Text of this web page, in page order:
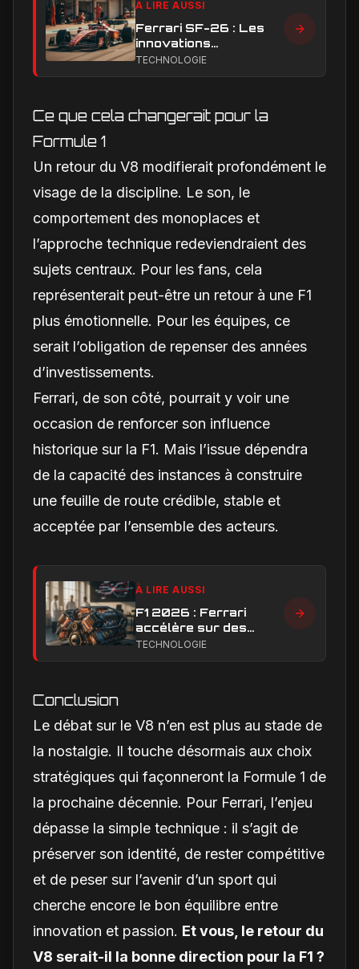
À LIRE AUSSI
Ferrari SF-26 : Les
innovations
aérodynamiques qui
TECHNOLOGIE
Ce que cela changerait pour la
Formule 1
Un retour du V8 modifierait profondément le
visage de la discipline. Le son, le
comportement des monoplaces et
l’approche technique redeviendraient des
sujets centraux. Pour les fans, cela
représenterait peut-être un retour à une F1
plus émotionnelle. Pour les équipes, ce
serait l’obligation de repenser des années
d’investissements.
Ferrari, de son côté, pourrait y voir une
occasion de renforcer son influence
historique sur la F1. Mais l’issue dépendra
de la capacité des instances à construire
une feuille de route crédible, stable et
acceptée par l’ensemble des acteurs.
À LIRE AUSSI
F1 2026 : Ferrari
accélère sur des
moteurs hybrides
TECHNOLOGIE
Conclusion
Le débat sur le V8 n’en est plus au stade de
la nostalgie. Il touche désormais aux choix
stratégiques qui façonneront la Formule 1 de
la prochaine décennie. Pour Ferrari, l’enjeu
dépasse la simple technique : il s’agit de
préserver son identité, de rester compétitive
et de peser sur l’avenir d’un sport qui
cherche encore le bon équilibre entre
innovation et passion. Et vous, le retour du
V8 serait-il la bonne direction pour la F1 ?